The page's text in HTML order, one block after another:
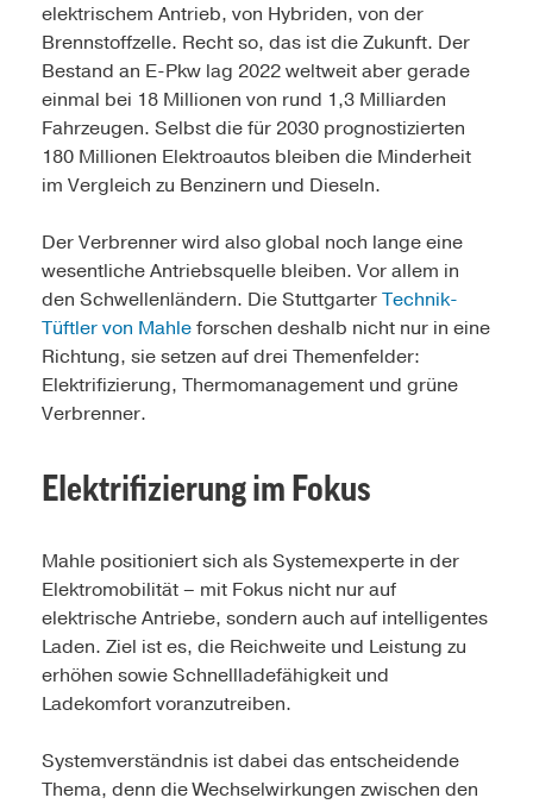
elektrischem Antrieb, von Hybriden, von der
Brennstoffzelle. Recht so, das ist die Zukunft. Der
Bestand an E-Pkw lag 2022 weltweit aber gerade
einmal bei 18 Millionen von rund 1,3 Milliarden
Fahrzeugen. Selbst die für 2030 prognostizierten
180 Millionen Elektroautos bleiben die Minderheit
im Vergleich zu Benzinern und Dieseln.
Der Verbrenner wird also global noch lange eine
wesentliche Antriebsquelle bleiben. Vor allem in
den Schwellenländern. Die StuttgarterTechnik-
Tüftler von Mahleforschen deshalb nicht nur in eine
Richtung, sie setzen auf drei Themenfelder:
Elektrifizierung, Thermomanagement und grüne
Verbrenner.
Elektrifizierung im Fokus
Mahle positioniert sich als Systemexperte in der
Elektromobilität – mit Fokus nicht nur auf
elektrische Antriebe, sondern auch auf intelligentes
Laden. Ziel ist es, die Reichweite und Leistung zu
erhöhen sowie Schnellladefähigkeit und
Ladekomfort voranzutreiben.
Systemverständnis ist dabei das entscheidende
Thema, denn die Wechselwirkungen zwischen den